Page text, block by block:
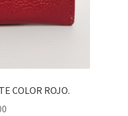
COLOR ROJO.